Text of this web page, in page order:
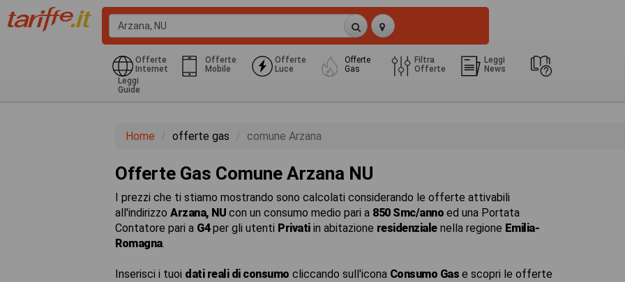
Offerte
Internet
Offerte
Mobile
Offerte
Luce
Offerte
Gas
Filtra
Offerte
Leggi
News
Leggi
Guide
Domestico (G1-G6)
Home offerte gas comune Arzana
Offerte Gas Comune Arzana NU
I prezzi che ti stiamo mostrando sono calcolati considerando le offerte attivabili
all'indirizzo Arzana, NU con un consumo medio pari a 850 Smc/anno ed una Portata
Contatore pari a G4per gli utenti Privatiin abitazione residenzialenella regione Emilia-
Romagna.
Inserisci i tuoi dati reali di consumo cliccando sull'icona Consumo Gas e scopri le offerte